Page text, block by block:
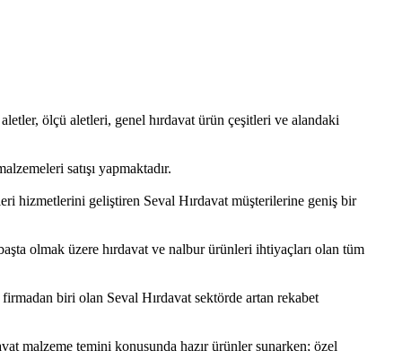
ölçü aletleri, genel hırdavat ürün çeşitleri ve alandaki
satışı yapmaktadır.
hizmetlerini geliştiren Seval Hırdavat müşterilerine geniş bir
olmak üzere hırdavat ve nalbur ürünleri ihtiyaçları olan tüm
biri olan Seval Hırdavat sektörde artan rekabet
malzeme temini konusunda hazır ürünler sunarken; özel